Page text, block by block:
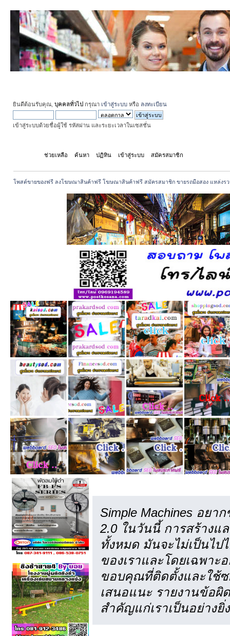
ยินดีต้อนรับคุณ, บุคคลทั่วไป กรุณา เข้าสู่ระบบ หรือ ลงทะเบียน
เข้าสู่ระบบด้วยชื่อผู้ใช้ รหัสผ่าน และระยะเวลาในเซสชั่น
ช่วยเหลือ ค้นหา ปฏิทิน เข้าสู่ระบบ สมัครสมาชิก
โพสต์ขายของฟรี ลงโฆษณาสินค้าฟรี โฆษณาสินค้าฟรี สมัครสมาชิก ขายรถมือสอง แหล่งรว
Simple Machines อย
2.0 ในวันนี้ การสร้างแ
ทั้งหมด มันจะไม่เป็นไป
ของเราและโดยเฉพาะ
ขอบคุณที่ติดตั้งและใช้ซ
เสนอแนะ รายงานข้อผิ
สำคัญแก่เราเป็นอย่างยิ่ง